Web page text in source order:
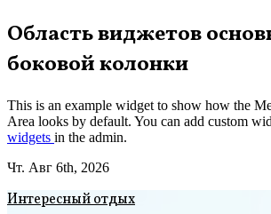
Перейти
к
содержимому
Область виджетов
боковой колонки
This is an example widget to show how the
Area looks by default. You can add custom
widgets in the admin.
Чт. Авг 6th, 2026
Интересный отдых